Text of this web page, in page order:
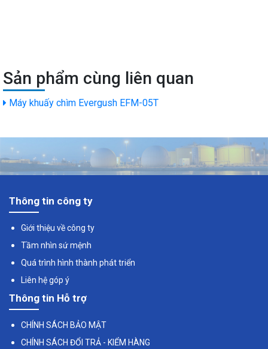
Sản phẩm cùng liên quan
Máy khuấy chìm Evergush EFM-05T
Thông tin công ty
Giới thiệu về công ty
Tầm nhìn sứ mệnh
Quá trình hình thành phát triển
Liên hệ góp ý
Thông tin Hỗ trợ
CHÍNH SÁCH BẢO MẬT
CHÍNH SÁCH ĐỔI TRẢ - KIỂM HÀNG